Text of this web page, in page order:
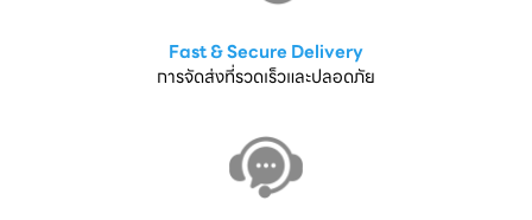
Fast & Secure Delivery
การจัดส่งที่รวดเร็วและปลอดภัย